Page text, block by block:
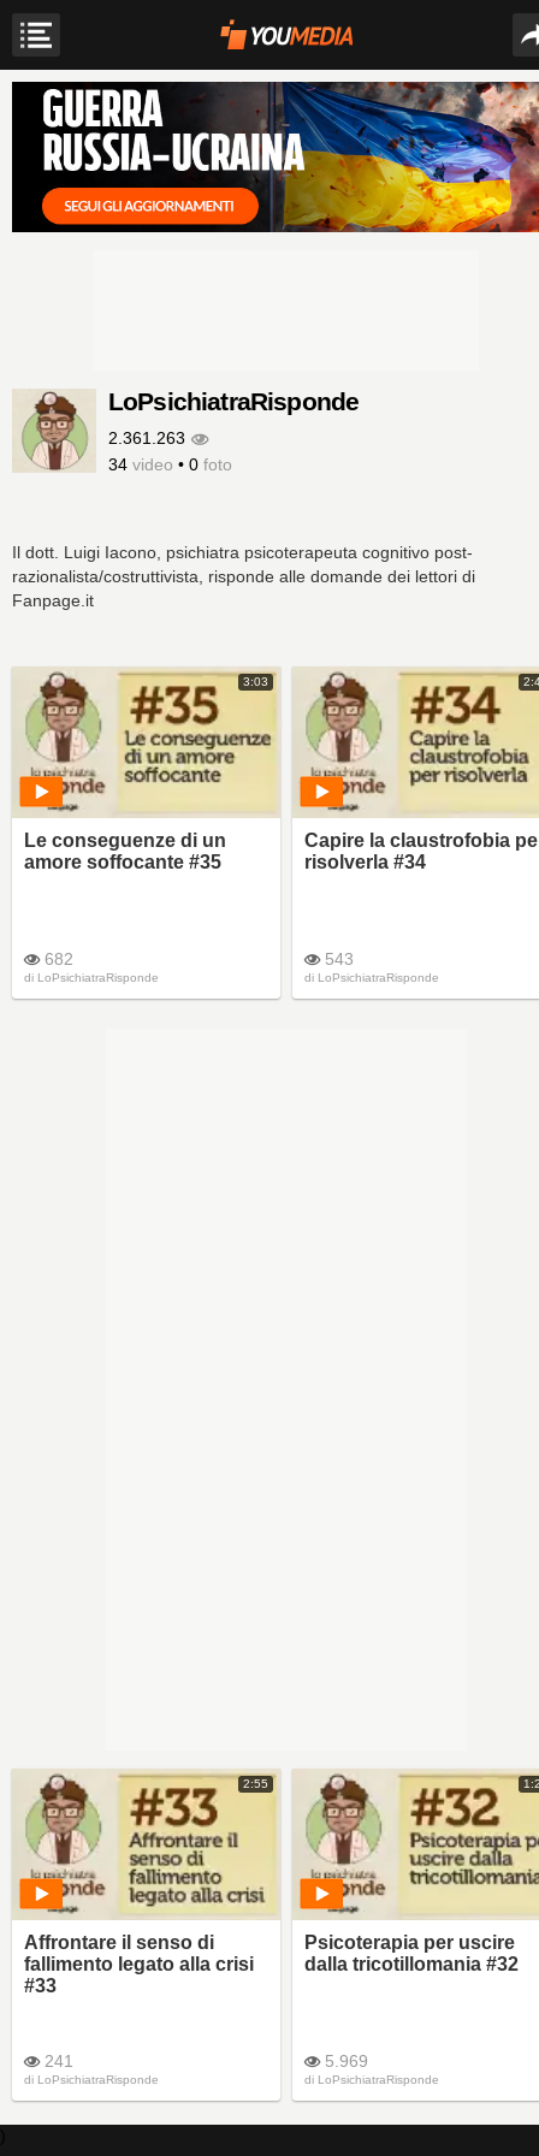
LoPsichiatraRisponde
2.361.263
34 video • 0 foto
Il dott. Luigi Iacono, psichiatra psicoterapeuta cognitivo post-
razionalista/costruttivista, risponde alle domande dei lettori di
Fanpage.it
3:03
Le conseguenze di un
amore soffocante #35
682
di LoPsichiatraRisponde
Capire la claustrofobia
risolverla #34
543
di LoPsichiatraRisponde
2:55
Affrontare il senso di
fallimento legato alla crisi
#33
241
di LoPsichiatraRisponde
Psicoterapia per uscire
dalla tricotillomania #32
5.969
di LoPsichiatraRisponde